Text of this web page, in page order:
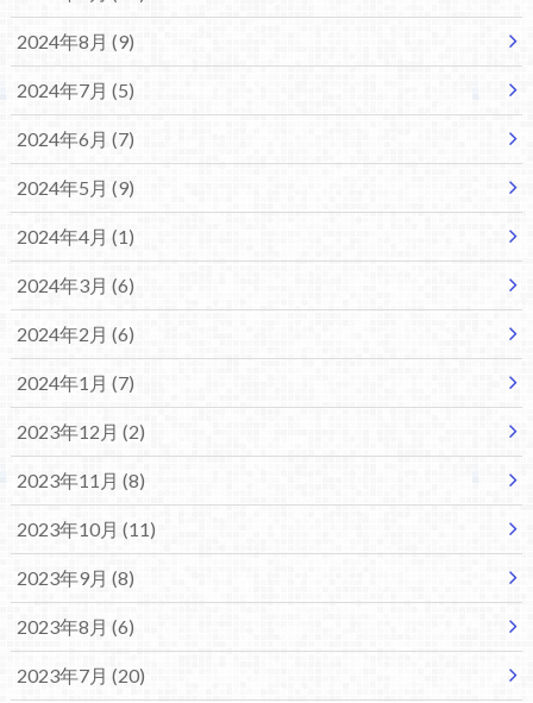
2024年8月 (9)
2024年7月 (5)
2024年6月 (7)
2024年5月 (9)
2024年4月 (1)
2024年3月 (6)
2024年2月 (6)
2024年1月 (7)
2023年12月 (2)
2023年11月 (8)
2023年10月 (11)
2023年9月 (8)
2023年8月 (6)
2023年7月 (20)